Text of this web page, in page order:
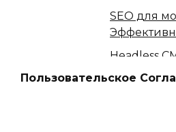
SEO для
Headless
Пользовательское